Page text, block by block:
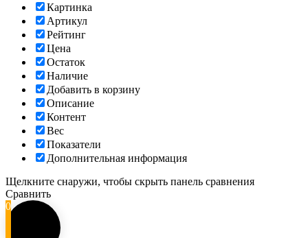
Картинка
Артикул
Рейтинг
Цена
Остаток
Наличие
Добавить в корзину
Описание
Контент
Вес
Показатели
Дополнительная информация
Щелкните снаружи, чтобы скрыть панель сравнения
Сравнить
0